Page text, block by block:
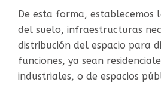
De esta forma, establecemos
del suelo, infraestructuras
distribución del espacio para
funciones, ya sean
industriales, o de espacios